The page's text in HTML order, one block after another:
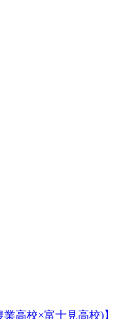
高校×富士見高校)】